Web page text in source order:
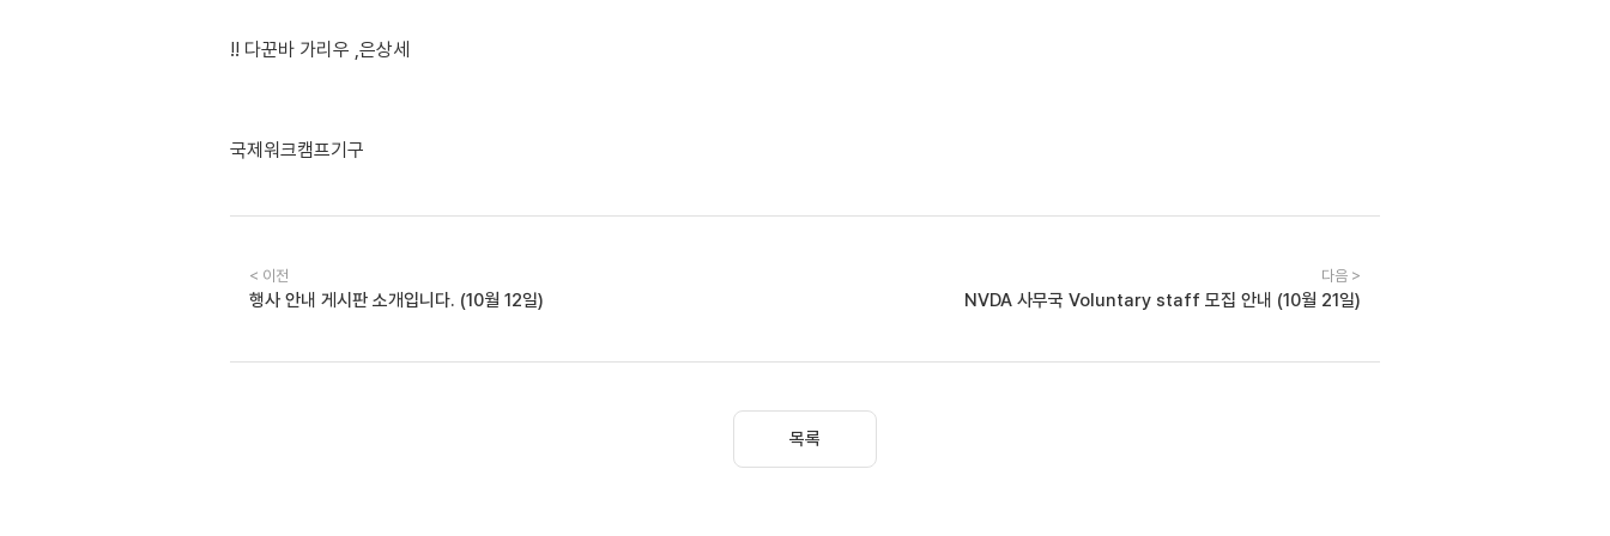
!! 다꾼바 가리우 ,은상세
국제워크캠프기구
< 이전
행사 안내 게시판 소개입니다. (10월 12일)
다음 >
NVDA 사무국 Voluntary staff 모집 안내 (10월 21일)
목록